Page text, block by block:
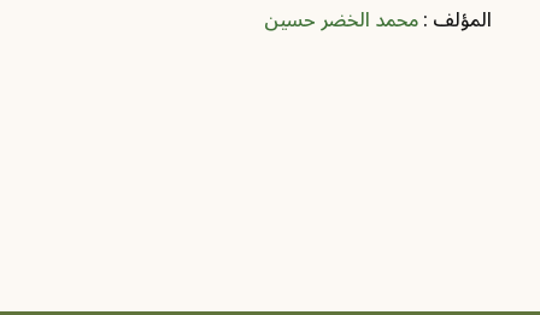
المؤلف :محمد الخضر حسين